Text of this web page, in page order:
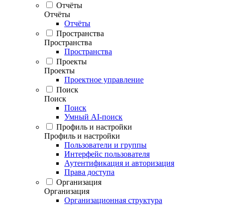
Отчёты
Отчёты
Отчёты
Пространства
Пространства
Пространства
Проекты
Проекты
Проектное управление
Поиск
Поиск
Поиск
Умный AI-поиск
Профиль и настройки
Профиль и настройки
Пользователи и группы
Интерфейс пользователя
Аутентификация и авторизация
Права доступа
Организация
Организация
Организационная структура